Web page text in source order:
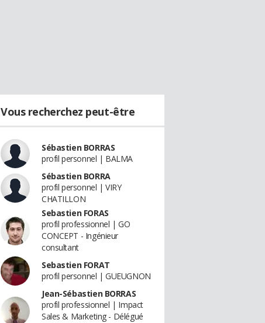
Vous recherchez peut-être
Sébastien BORRAS
profil personnel | BALMA
Sébastien BORRA
profil personnel | VIRY
CHATILLON
Sebastien FORAS
profil professionnel | GO
CONCEPT - Ingénieur
consultant
Sebastien FORAT
profil personnel | GUEUGNON
Jean-Sébastien BORRAS
profil professionnel | Impact
Sales & Marketing - Délégué